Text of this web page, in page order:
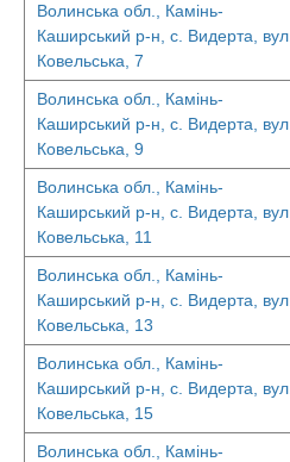
Волинська обл., Камінь-
Каширський р-н, с. Видерта, вул.
Ковельська, 7
Волинська обл., Камінь-
Каширський р-н, с. Видерта, вул.
Ковельська, 9
Волинська обл., Камінь-
Каширський р-н, с. Видерта, вул.
Ковельська, 11
Волинська обл., Камінь-
Каширський р-н, с. Видерта, вул.
Ковельська, 13
Волинська обл., Камінь-
Каширський р-н, с. Видерта, вул.
Ковельська, 15
Волинська обл., Камінь-